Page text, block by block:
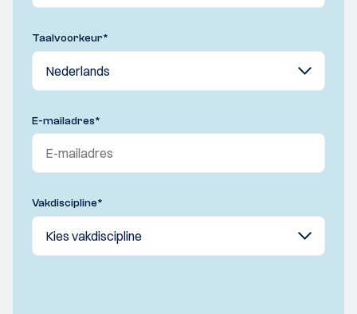
Taalvoorkeur*
E-mailadres*
Vakdiscipline*